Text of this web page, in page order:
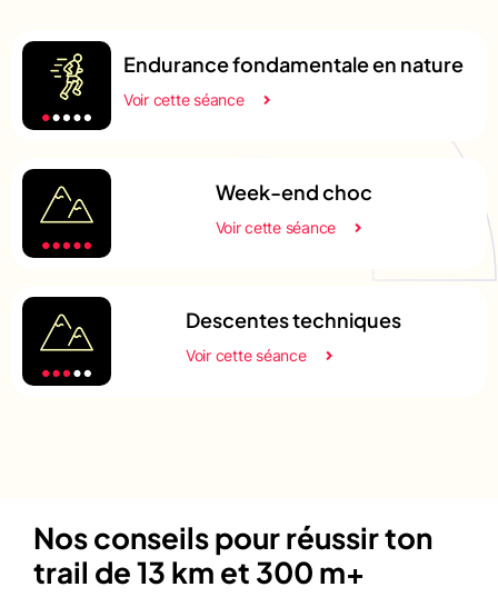
Endurance fondamentale en nature
Voir cette séance
Week-end choc
Voir cette séance
Descentes techniques
Voir cette séance
Nos conseils pour réussir ton
trail de 13 km et 300 m+